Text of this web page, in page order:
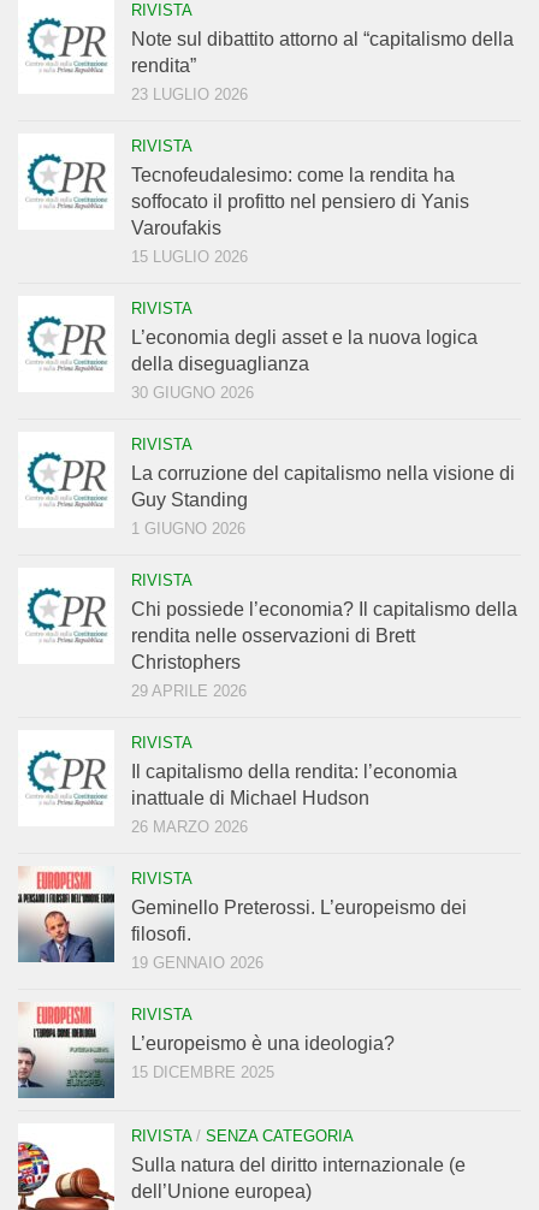
RIVISTA
Note sul dibattito attorno al “capitalismo della
rendita”
23 LUGLIO 2026
RIVISTA
Tecnofeudalesimo: come la rendita ha
soffocato il profitto nel pensiero di Yanis
Varoufakis
15 LUGLIO 2026
RIVISTA
L’economia degli asset e la nuova logica
della diseguaglianza
30 GIUGNO 2026
RIVISTA
La corruzione del capitalismo nella visione di
Guy Standing
1 GIUGNO 2026
RIVISTA
Chi possiede l’economia? Il capitalismo della
rendita nelle osservazioni di Brett
Christophers
29 APRILE 2026
RIVISTA
Il capitalismo della rendita: l’economia
inattuale di Michael Hudson
26 MARZO 2026
RIVISTA
Geminello Preterossi. L’europeismo dei
filosofi.
19 GENNAIO 2026
RIVISTA
L’europeismo è una ideologia?
15 DICEMBRE 2025
RIVISTA/ SENZA CATEGORIA
Sulla natura del diritto internazionale (e
dell’Unione europea)